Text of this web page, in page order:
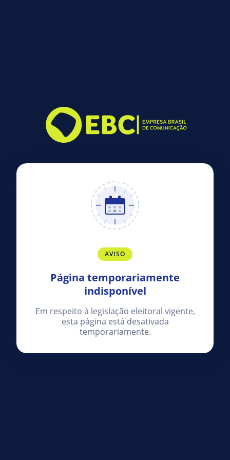
AVISO
Página temporariamente
indisponível
Em respeito à legislação eleitoral vigente,
esta página está desativada
temporariamente.